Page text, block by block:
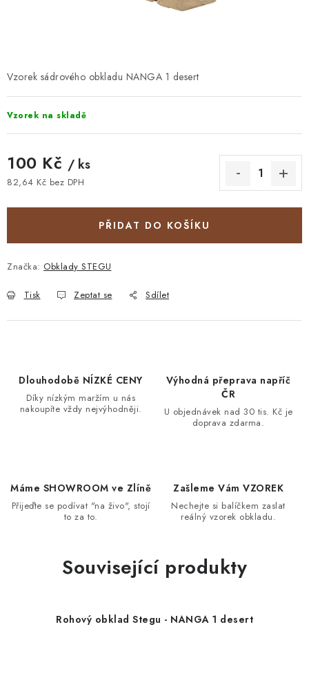
KONTAKT DOPRAVA A PLATBA
VZORKOVNA
PRAKTICKÉ RADY
VZOREK
INSPIRACE
PROČ KOUPIT U NÁS?
Vzorek sádrového obkladu NANGA 1 desert
Vzorek na skladě
100 Kč / ks
82,64 Kč bez DPH
PŘIDAT DO KOŠÍKU
Značka: Obklady STEGU
Tisk Zeptat se Sdílet
Dlouhodobě NÍZKÉ CENY
Díky nízkým maržím u nás
nakoupíte vždy nejvýhodněji.
Výhodná přeprava napříč
ČR
U objednávek nad 30 tis. Kč je
doprava zdarma.
Máme SHOWROOM ve Zlíně
Přijeďte se podívat "na živo", stojí
to za to.
Zašleme Vám VZOREK
Nechejte si balíčkem zaslat
reálný vzorek obkladu.
Související produkty
Rohový obklad Stegu - NANGA 1 desert